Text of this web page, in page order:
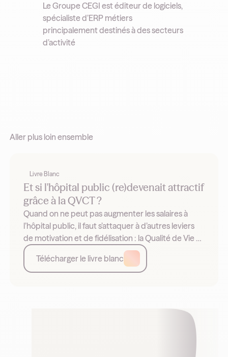
Le Groupe CEGI est éditeur de logiciels,
spécialiste d’ERP métiers
principalement destinés à des secteurs
d’activité
Aller plus loin ensemble
Livre Blanc
Et si l'hôpital public (re)devenait attractif
grâce à la QVCT ?
Quand on ne peut pas augmenter les salaires à
l’hôpital public, il faut s’attaquer à d’autres leviers
de motivation et de fidélisation : la Qualité de Vie et
les Conditions de Travail (QVCT). Exemples et
leviers.
Télécharger le livre blanc